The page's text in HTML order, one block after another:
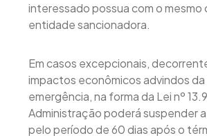
interessado possua com o mesmo
entidade sancionadora.
Em casos excepcionais,
impactos econômicos advindos
emergência, na forma da Lei nº
Administração poderá suspender
pelo período de 60 dias após o